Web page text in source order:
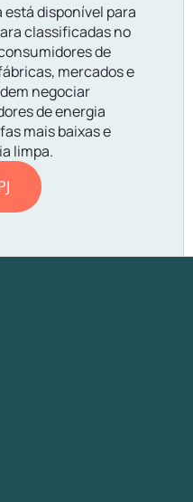
está disponível para
classificadas no
de
mercados e
negociar
de energia
mais baixas e
limpa.